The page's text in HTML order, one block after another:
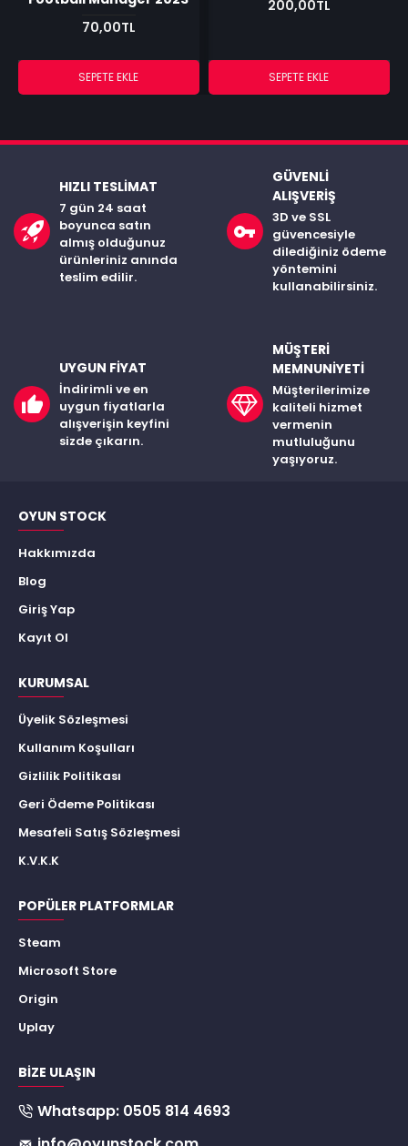
70,00TL
SEPETE EKLE
200,00TL
SEPETE EKLE
HIZLI TESLIMAT
7 gün 24 saat
boyunca satın
almış olduğunuz
ürünleriniz anında
teslim edilir.
GÜVENLI
ALIŞVERIŞ
3D ve SSL
güvencesiyle
dilediğiniz ödeme
yöntemini
kullanabilirsiniz.
UYGUN FIYAT
İndirimli ve en
uygun fiyatlarla
alışverişin keyfini
sizde çıkarın.
MÜŞTERI
MEMNUNIYETI
Müşterilerimize
kaliteli hizmet
vermenin
mutluluğunu
yaşıyoruz.
OYUN STOCK
Hakkımızda
Blog
Giriş Yap
Kayıt Ol
KURUMSAL
Üyelik Sözleşmesi
Kullanım Koşulları
Gizlilik Politikası
Geri Ödeme Politikası
Mesafeli Satış Sözleşmesi
K.V.K.K
POPÜLER PLATFORMLAR
Steam
Microsoft Store
Origin
Uplay
BIZE ULAŞIN
Whatsapp: 0505 814 4693